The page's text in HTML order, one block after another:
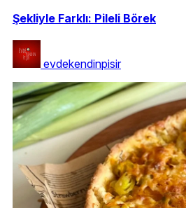
Şekliyle Farklı: Pileli Börek
evdekendinpisir